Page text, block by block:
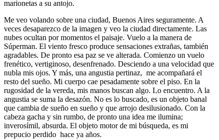
marionetas a su antojo.
Me veo volando sobre una ciudad, Buenos Aires seguramente. A
veces desaparezco de la imagen y veo la ciudad directamente. Las
nubes ocultan por momentos el paisaje. Vuelo a la manera de
Súperman. El viento fresco produce sensaciones extrañas, también
agradables. De pronto esa paz se ve alterada. Comienzo un vuelo
frenético, vertiginoso, desenfrenado. Desciendo a una velocidad que
nubla mis ojos. Y más, una angustia pertinaz, me acompañará el
resto del sueño. Mi cuerpo cae pesadamente sobre el piso. En la
rugosidad de la vereda, mis manos buscan algo. Lo encuentro. A la
angustia se suma la desazón. No es lo buscado, es un objeto banal
que cambia de sueño en sueño y que arrojo desilusionado. Con la
cabeza gacha y sin rumbo, de pronto una idea me ilumina;
inverosímil, absurda. El objeto motor de mi búsqueda, es mi
prepucio perdido hace ya años.